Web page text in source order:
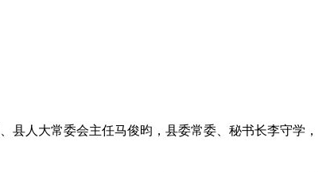
人大常委会主任马俊昀，县委常委、秘书长李守学，